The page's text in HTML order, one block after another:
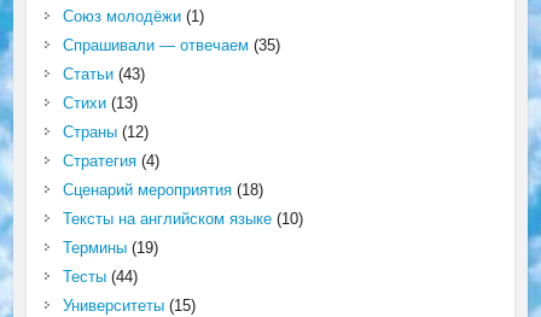
Союз молодёжи(1)
Спрашивали — отвечаем (35)
Статьи(43)
Стихи(13)
Страны(12)
Стратегия(4)
Сценарий мероприятия(18)
Тексты на английском языке(10)
Термины(19)
Тесты(44)
Университеты(15)